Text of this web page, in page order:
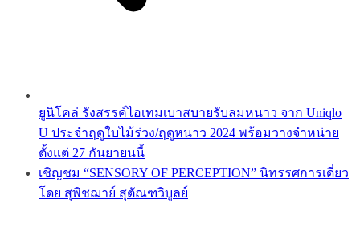
ยูนิโคล่ รังสรรค์ไอเทมเบาสบายรับลมหนาว จาก Uniqlo
U ประจำฤดูใบไม้ร่วง/ฤดูหนาว 2024 พร้อมวางจำหน่าย
ตั้งแต่ 27 กันยายนนี้
เชิญชม “SENSORY OF PERCEPTION” นิทรรศการเดี่ยว
โดย สุพิชฌาย์ สุตัณฑวิบูลย์